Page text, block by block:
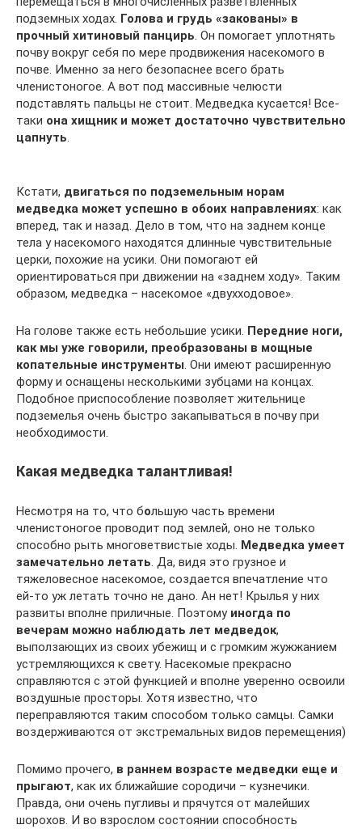
подземных ходах. Голова и грудь «закованы» в
прочный хитиновый панцирь. Он помогает уплотнять
почву вокруг себя по мере продвижения насекомого в
почве. Именно за него безопаснее всего брать
членистоногое. А вот под массивные челюсти
подставлять пальцы не стоит. Медведка кусается! Все-
таки она хищник и может достаточно чувствительно
цапнуть.
Кстати, двигаться по подземельным норам
медведка может успешно в обоих направлениях: как
вперед, так и назад. Дело в том, что на заднем конце
тела у насекомого находятся длинные чувствительные
церки, похожие на усики. Они помогают ей
ориентироваться при движении на «заднем ходу». Таким
образом, медведка – насекомое «двухходовое».
На голове также есть небольшие усики. Передние ноги,
как мы уже говорили, преобразованы в мощные
копательные инструменты. Они имеют расширенную
форму и оснащены несколькими зубцами на концах.
Подобное приспособление позволяет жительнице
подземелья очень быстро закапываться в почву при
необходимости.
Какая медведка талантливая!
Несмотря на то, что большую часть времени
членистоногое проводит под землей, оно не только
способно рыть многоветвистые ходы. Медведка умеет
замечательно летать. Да, видя это грузное и
тяжеловесное насекомое, создается впечатление что
ей-то уж летать точно не дано. Ан нет! Крылья у них
развиты вполне приличные. Поэтому иногда по
вечерам можно наблюдать лет медведок,
выползающих из своих убежищ и с громким жужжанием
устремляющихся к свету. Насекомые прекрасно
справляются с этой функцией и вполне уверенно освоили
воздушные просторы. Хотя известно, что
переправляются таким способом только самцы. Самки
воздерживаются от экстремальных видов перемещения)
Помимо прочего, в раннем возрасте медведки еще и
прыгают, как их ближайшие сородичи – кузнечики.
Правда, они очень пугливы и прячутся от малейших
шорохов. И во взрослом состоянии способность